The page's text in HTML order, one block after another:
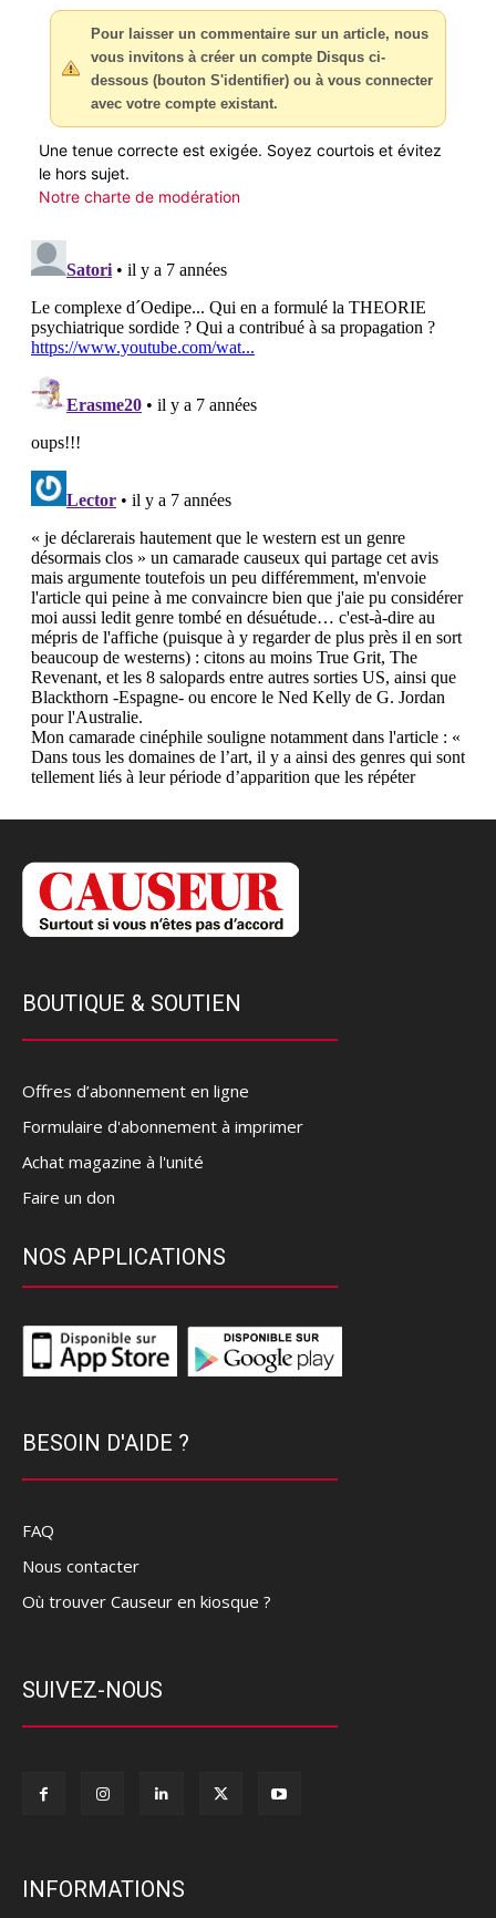
Pour laisser un commentaire sur un article, nous
vous invitons à créer un compte Disqus ci-
dessous (bouton S'identifier) ou à vous connecter
avec votre compte existant.
Une tenue correcte est exigée. Soyez courtois et évitez
le hors sujet.
Notre charte de modération
BOUTIQUE & SOUTIEN
Offres d’abonnement en ligne
Formulaire d'abonnement à imprimer
Achat magazine à l'unité
Faire un don
NOS APPLICATIONS
BESOIN D'AIDE ?
FAQ
Nous contacter
Où trouver Causeur en kiosque ?
SUIVEZ-NOUS
INFORMATIONS